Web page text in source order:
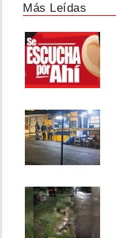
Más Leídas